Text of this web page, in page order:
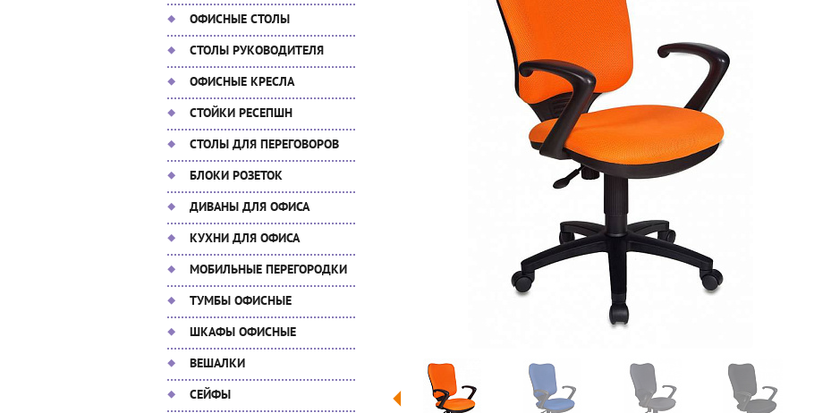
ОФИСНЫЕ СТОЛЫ
СТОЛЫ РУКОВОДИТЕЛЯ
ОФИСНЫЕ КРЕСЛА
СТОЙКИ РЕСЕПШН
СТОЛЫ ДЛЯ ПЕРЕГОВОРОВ
БЛОКИ РОЗЕТОК
ДИВАНЫ ДЛЯ ОФИСА
КУХНИ ДЛЯ ОФИСА
МОБИЛЬНЫЕ ПЕРЕГОРОДКИ
ТУМБЫ ОФИСНЫЕ
ШКАФЫ ОФИСНЫЕ
ВЕШАЛКИ
СЕЙФЫ